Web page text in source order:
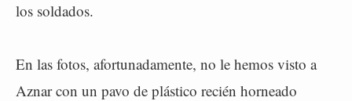
los soldados.
En las fotos, afortunadamente, no le hemos visto a
Aznar con un pavo de plástico recién horneado